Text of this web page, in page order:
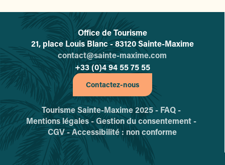
L'office de tourisme de Sainte-
Office de Tourisme
21, place Louis Blanc - 83120 Sainte-Maxime
contact@sainte-maxime.com
+33 (0)4 94 55 75 55
Contactez-nous
Tourisme Sainte-Maxime 2025 - FAQ -
Mentions légales -Gestion du consentement -
CGV -Accessibilité : non conforme